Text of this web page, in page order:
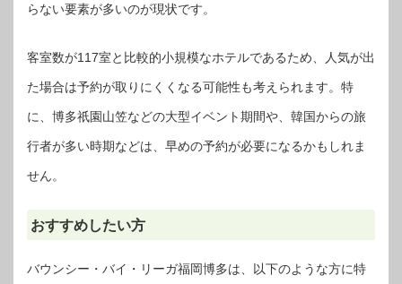
らない要素が多いのが現状です。
客室数が117室と比較的小規模なホテルであるため、人気が出
た場合は予約が取りにくくなる可能性も考えられます。特
に、博多祇園山笠などの大型イベント期間や、韓国からの旅
行者が多い時期などは、早めの予約が必要になるかもしれま
せん。
おすすめしたい方
バウンシー・バイ・リーガ福岡博多は、以下のような方に特